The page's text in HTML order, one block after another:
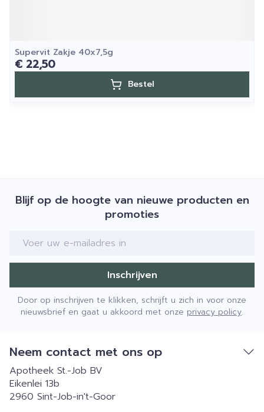
Supervit Zakje 40x7,5g
€ 22,50
Bestel
Blijf op de hoogte van nieuwe producten en
promoties
E-mail adres
Inschrijven
Door op inschrijven te klikken, schrijft u zich in voor onze
nieuwsbrief en gaat u akkoord met onze privacy policy.
Neem contact met ons op
Apotheek St.-Job BV
Eikenlei 13b
2960 Sint-Job-in't-Goor